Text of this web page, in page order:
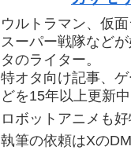
ウルトラマン、仮面
スーパー戦隊など
タのライター。
特オタ向け記事、
どを15年以上更新中
ロボットアニメも好
執筆の依頼はXのDM